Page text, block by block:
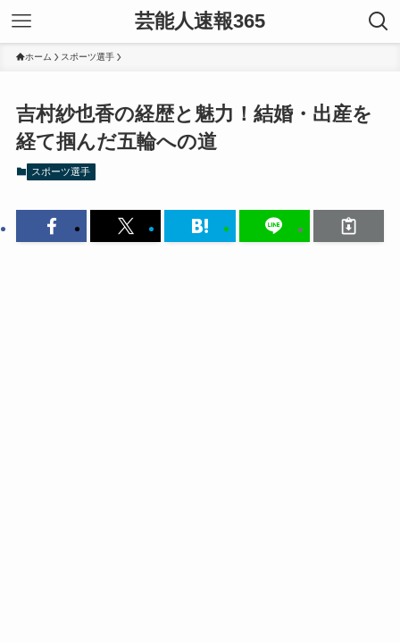
芸能人速報365
ホーム スポーツ選手
吉村紗也香の経歴と魅力！結婚・出産を
経て掴んだ五輪への道
スポーツ選手